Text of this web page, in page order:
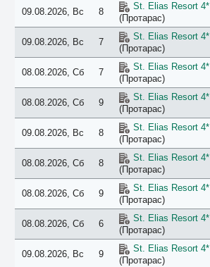
09.08.2026, Вс 8
St. Elias Resort 4*
(Протарас)
09.08.2026, Вс 7
St. Elias Resort 4*
(Протарас)
08.08.2026, Сб 7
St. Elias Resort 4*
(Протарас)
08.08.2026, Сб 9
St. Elias Resort 4*
(Протарас)
09.08.2026, Вс 8
St. Elias Resort 4*
(Протарас)
08.08.2026, Сб 8
St. Elias Resort 4*
(Протарас)
08.08.2026, Сб 9
St. Elias Resort 4*
(Протарас)
08.08.2026, Сб 6
St. Elias Resort 4*
(Протарас)
09.08.2026, Вс 9
St. Elias Resort 4*
(Протарас)